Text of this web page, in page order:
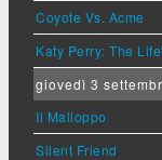
Coyote Vs. Acme
Katy Perry: The
giovedì 3
Il Malloppo
Silent Friend